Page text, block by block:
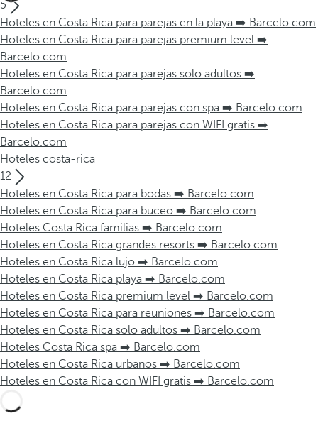
5
Hoteles en Costa Rica para parejas en la playa ➡️ Barcelo.com
Hoteles en Costa Rica para parejas premium level ➡️
Barcelo.com
Hoteles en Costa Rica para parejas solo adultos ➡️
Barcelo.com
Hoteles en Costa Rica para parejas con spa ➡️ Barcelo.com
Hoteles en Costa Rica para parejas con WIFI gratis ➡️
Barcelo.com
Hoteles costa-rica
12
Hoteles en Costa Rica para bodas ➡️ Barcelo.com
Hoteles en Costa Rica para buceo ➡️ Barcelo.com
Hoteles Costa Rica familias ➡️ Barcelo.com
Hoteles en Costa Rica grandes resorts ➡️ Barcelo.com
Hoteles en Costa Rica lujo ➡️ Barcelo.com
Hoteles en Costa Rica playa ➡️ Barcelo.com
Hoteles en Costa Rica premium level ➡️ Barcelo.com
Hoteles en Costa Rica para reuniones ➡️ Barcelo.com
Hoteles en Costa Rica solo adultos ➡️ Barcelo.com
Hoteles Costa Rica spa ➡️ Barcelo.com
Hoteles en Costa Rica urbanos ➡️ Barcelo.com
Hoteles en Costa Rica con WIFI gratis ➡️ Barcelo.com